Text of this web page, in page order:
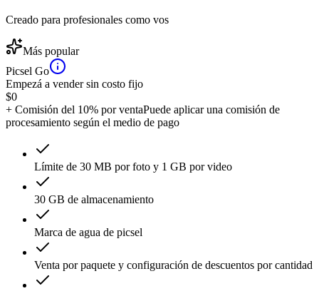
Creado para profesionales como vos
Más popular
Picsel Go
Empezá a vender sin costo fijo
$0
+ Comisión del 10% por ventaPuede aplicar una comisión de
procesamiento según el medio de pago
Límite de 30 MB por foto y 1 GB por video
30 GB de almacenamiento
Marca de agua de picsel
Venta por paquete y configuración de descuentos por cantidad